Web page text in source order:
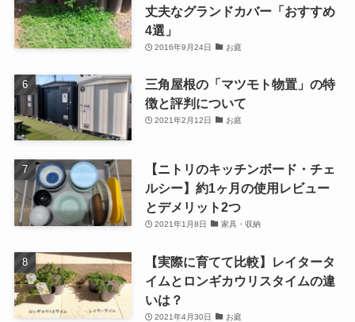
丈夫なグランドカバー「おすすめ
4選」
2016年9月24日 お庭
三角屋根の「マツモト物置」の特
徴と評判について
2021年2月12日 お庭
【ニトリのキッチンボード・チェ
ルシー】約1ヶ月の使用レビュー
とデメリット2つ
2021年1月8日 家具・収納
【実際に育てて比較】レイタータ
イムとロンギカウリスタイムの違
いは？
2021年4月30日 お庭